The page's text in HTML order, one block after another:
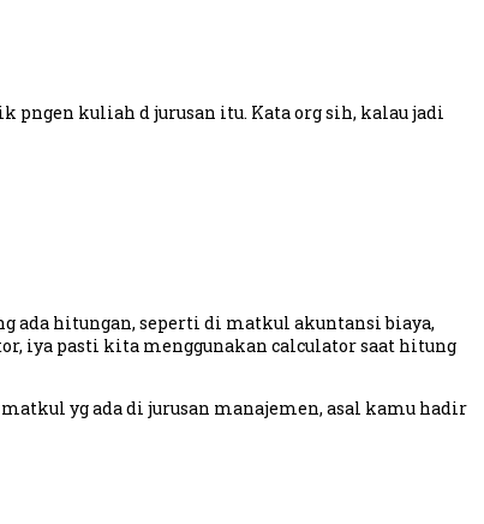
pngen kuliah d jurusan itu. Kata org sih, kalau jadi
ada hitungan, seperti di matkul akuntansi biaya,
iya pasti kita menggunakan calculator saat hitung
yg ada di jurusan manajemen, asal kamu hadir